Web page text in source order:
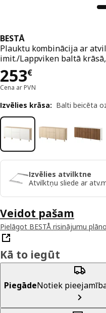
BESTÅ
Plauktu kombinācija ar
imit./Lappviken baltā krāsā,
253€
Cena 253€
Cena ar PVN
Izvēlies krāsa: Balti beicēta
Izvēlies atvilktne
Atvilktņu sliede ar
Veidot pašam
Pielāgot BESTÅ risinājumu
Kā to iegūt
PiegādeNotiek